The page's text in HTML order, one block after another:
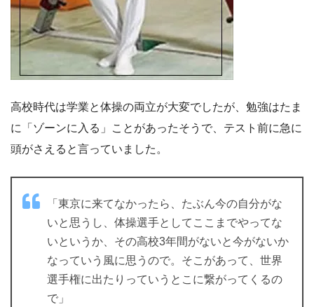
高校時代は学業と体操の両立が大変でしたが、勉強はたま
に「ゾーンに入る」ことがあったそうで、テスト前に急に
頭がさえると言っていました。
「東京に来てなかったら、たぶん今の自分がな
いと思うし、体操選手としてここまでやってな
いというか、その高校3年間がないと今がないか
なっていう風に思うので。そこがあって、世界
選手権に出たりっていうとこに繋がってくるの
で」